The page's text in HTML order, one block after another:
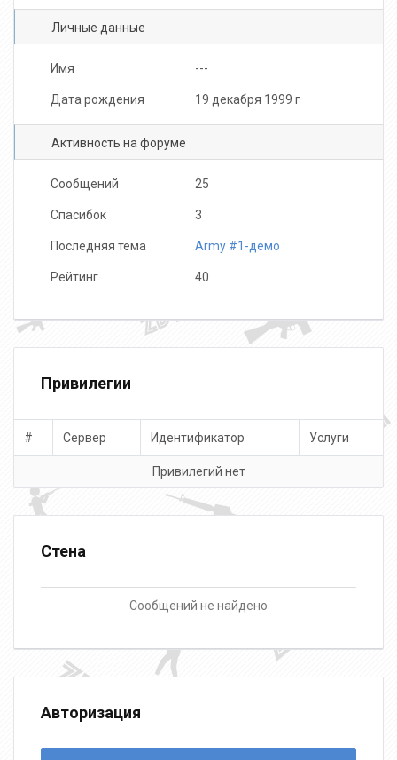
Личные данные
Имя ---
Дата рождения 19 декабря 1999 г
Активность на форуме
Сообщений 25
Спасибок 3
Последняя тема Army #1-демо
Рейтинг 40
Привилегии
# Сервер Идентификатор Услуги
Привилегий нет
Стена
Сообщений не найдено
Авторизация